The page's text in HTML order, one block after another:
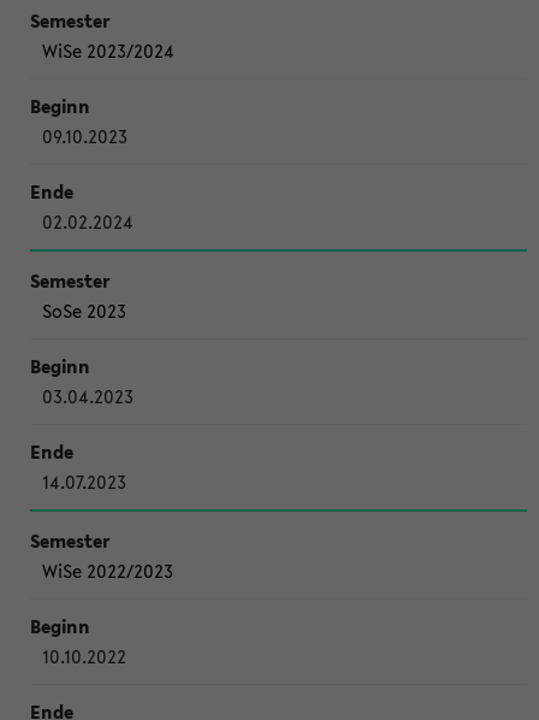
WiSe 2023/2024
09.10.2023
02.02.2024
SoSe 2023
03.04.2023
14.07.2023
WiSe 2022/2023
10.10.2022